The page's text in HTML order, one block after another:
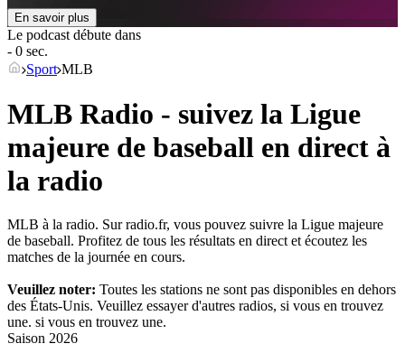
En savoir plus
Le podcast débute dans
- 0 sec.
Sport MLB
MLB Radio - suivez la Ligue
majeure de baseball en direct à
la radio
MLB à la radio. Sur radio.fr, vous pouvez suivre la Ligue majeure
de baseball. Profitez de tous les résultats en direct et écoutez les
matches de la journée en cours.
Veuillez noter: Toutes les stations ne sont pas disponibles en dehors
des États-Unis. Veuillez essayer d'autres radios, si vous en trouvez
une. si vous en trouvez une.
Saison 2026